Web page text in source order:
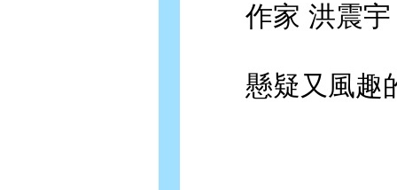
作家 洪震宇
懸疑又風趣的